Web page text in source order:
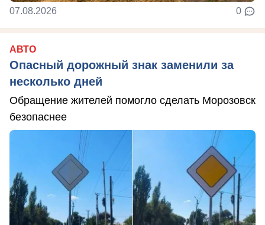
07.08.2026 0
АВТО
Опасный дорожный знак заменили за
несколько дней
Обращение жителей помогло сделать Морозовск
безопаснее